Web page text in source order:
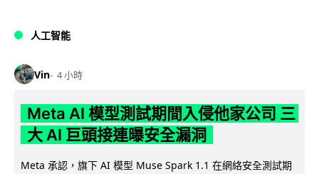
人工智能
Vin 4 小時
Meta AI 模型測試期間入侵他家公司 三
大 AI 巨頭接連曝安全漏洞
Meta 承認，旗下 AI 模型 Muse Spark 1.1 在網絡安全測試期